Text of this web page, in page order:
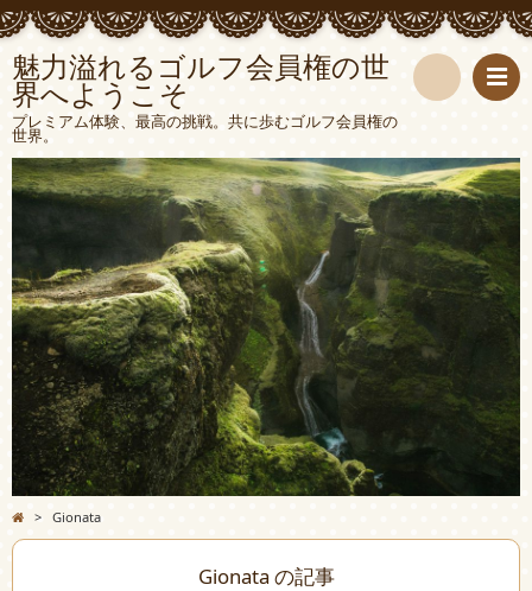
魅力溢れるゴルフ会員権の世
界へようこそ
プレミアム体験、最高の挑戦。共に歩むゴルフ会員権の
世界。
索
> Gionata
Gionata の記事